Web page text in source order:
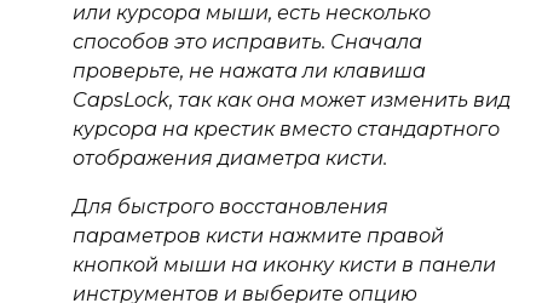
или курсора мыши, есть несколько
способов это исправить. Сначала
проверьте, не нажата ли клавиша
CapsLock, так как она может изменить вид
курсора на крестик вместо стандартного
отображения диаметра кисти.
Для быстрого восстановления
параметров кисти нажмите правой
кнопкой мыши на иконку кисти в панели
инструментов и выберите опцию